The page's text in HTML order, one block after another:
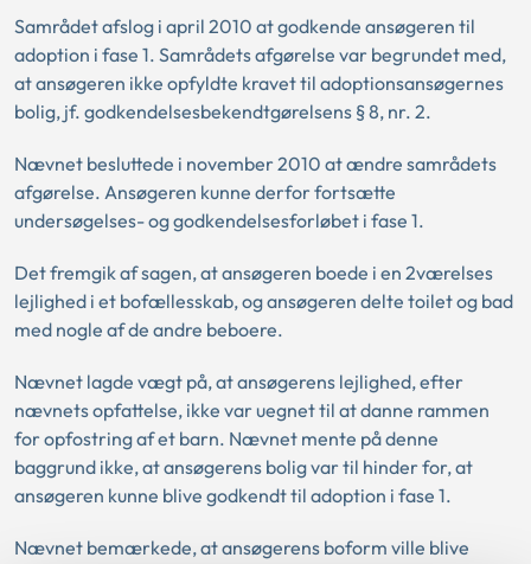
Samrådet afslog i april 2010 at godkende ansøgeren til
adoption i fase 1. Samrådets afgørelse var begrundet med,
at ansøgeren ikke opfyldte kravet til adoptionsansøgernes
bolig, jf. godkendelsesbekendtgørelsens § 8, nr. 2.
Nævnet besluttede i november 2010 at ændre samrådets
afgørelse. Ansøgeren kunne derfor fortsætte
undersøgelses- og godkendelsesforløbet i fase 1.
Det fremgik af sagen, at ansøgeren boede i en 2værelses
lejlighed i et bofællesskab, og ansøgeren delte toilet og bad
med nogle af de andre beboere.
Nævnet lagde vægt på, at ansøgerens lejlighed, efter
nævnets opfattelse, ikke var uegnet til at danne rammen
for opfostring af et barn. Nævnet mente på denne
baggrund ikke, at ansøgerens bolig var til hinder for, at
ansøgeren kunne blive godkendt til adoption i fase 1.
Nævnet bemærkede, at ansøgerens boform ville blive